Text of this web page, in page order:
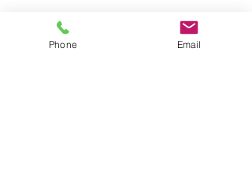
Phone Email